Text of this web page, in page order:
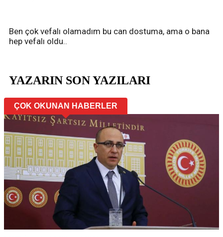
Ben çok vefalı olamadım bu can dostuma, ama o bana
hep vefalı oldu..
YAZARIN SON YAZILARI
ÇOK OKUNAN HABERLER